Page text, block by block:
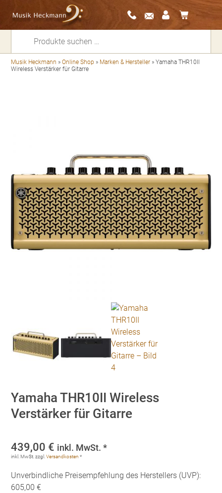
Musik Heckmann »Online Shop » Marken & Hersteller »Yamaha THR10II
Wireless Verstärker für Gitarre
Yamaha THR10II Wireless
Verstärker für Gitarre
439,00 € inkl. MwSt. *
inkl. MwSt. zzgl.Versandkosten *
Unverbindliche Preisempfehlung des Herstellers (UVP):
605,00 €